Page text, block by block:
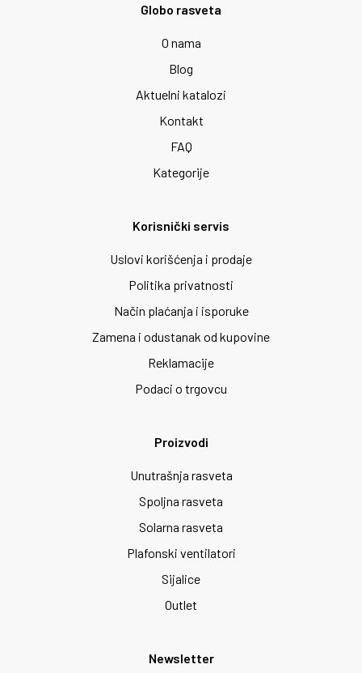
Globo rasveta
O nama
Blog
Aktuelni katalozi
Kontakt
FAQ
Kategorije
Korisnički servis
Uslovi korišćenja i prodaje
Politika privatnosti
Način plaćanja i isporuke
Zamena i odustanak od kupovine
Reklamacije
Podaci o trgovcu
Proizvodi
Unutrašnja rasveta
Spoljna rasveta
Solarna rasveta
Plafonski ventilatori
Sijalice
Outlet
Newsletter